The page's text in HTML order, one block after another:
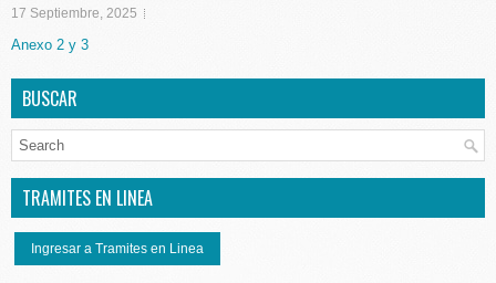
17 Septiembre, 2025
Anexo 2 y 3
BUSCAR
TRAMITES EN LINEA
Ingresar a Tramites en Linea